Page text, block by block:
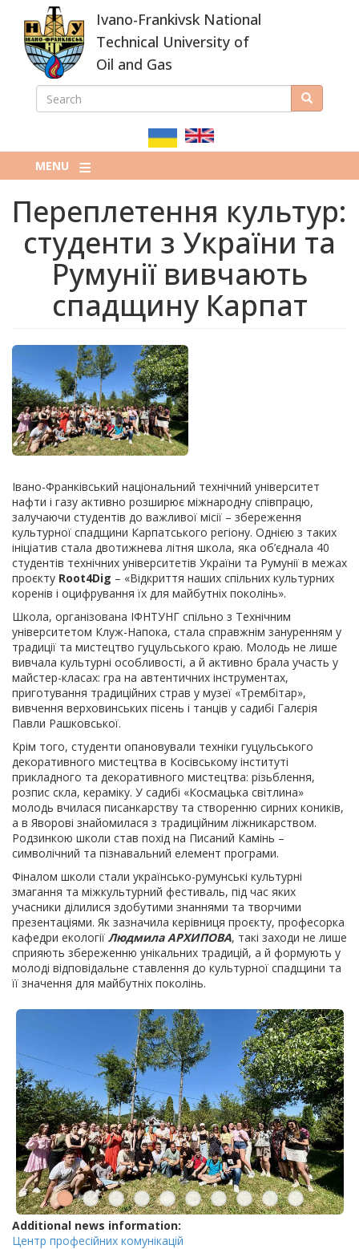
main
content
Ivano-Frankivsk National
Technical University of
Oil and Gas
ПОШУКОВА
SEARCH Search
MENU
Переплетення культур:
студенти з України та
Румунії вивчають
спадщину Карпат
Івано-Франківський національний технічний університет
нафти і газу активно розширює міжнародну співпрацю,
залучаючи студентів до важливої місії – збереження
культурної спадщини Карпатського регіону. Однією з таких
ініціатив стала двотижнева літня школа, яка об’єднала 40
студентів технічних університетів України та Румунії в межах
проєкту Root4Dig – «Відкриття наших спільних культурних
коренів і оцифрування їх для майбутніх поколінь».
Школа, організована ІФНТУНГ спільно з Технічним
університетом Клуж-Напока, стала справжнім зануренням у
традиції та мистецтво гуцульського краю. Молодь не лише
вивчала культурні особливості, а й активно брала участь у
майстер-класах: гра на автентичних інструментах,
приготування традиційних страв у музеї «Трембітар»,
вивчення верховинських пісень і танців у садибі Галєрія
Павли Рашковської.
Крім того, студенти опановували техніки гуцульського
декоративного мистецтва в Косівському інституті
прикладного та декоративного мистецтва: різьблення,
розпис скла, кераміку. У садибі «Космацька світлина»
молодь вчилася писанкарству та створенню сирних коників,
а в Яворові знайомилася з традиційним ліжникарством.
Родзинкою школи став похід на Писаний Камінь –
символічний та пізнавальний елемент програми.
Фіналом школи стали українсько-румунські культурні
змагання та міжкультурний фестиваль, під час яких
учасники ділилися здобутими знаннями та творчими
презентаціями. Як зазначила керівниця проєкту, професорка
кафедри екології Людмила АРХИПОВА, такі заходи не лише
сприяють збереженню унікальних традицій, а й формують у
молоді відповідальне ставлення до культурної спадщини та
її значення для майбутніх поколінь.
Additional news information:
Центр професійних комунікацій